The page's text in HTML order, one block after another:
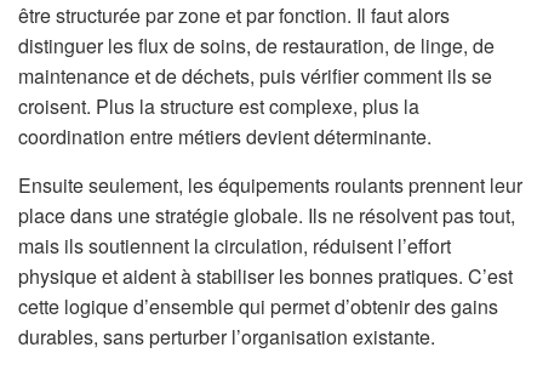
être structurée par zone et par fonction. Il faut alors
distinguer les flux de soins, de restauration, de linge, de
maintenance et de déchets, puis vérifier comment ils se
croisent. Plus la structure est complexe, plus la
coordination entre métiers devient déterminante.
Ensuite seulement, les équipements roulants prennent leur
place dans une stratégie globale. Ils ne résolvent pas tout,
mais ils soutiennent la circulation, réduisent l’effort
physique et aident à stabiliser les bonnes pratiques. C’est
cette logique d’ensemble qui permet d’obtenir des gains
durables, sans perturber l’organisation existante.